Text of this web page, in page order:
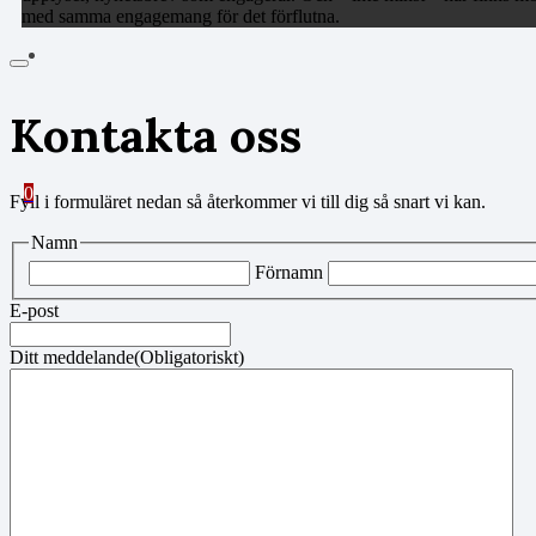
0
med samma engagemang för det förflutna.
Kontakta oss
Fyll i formuläret nedan så återkommer vi till dig så snart vi kan.
Namn
Förnamn
E-post
Ditt meddelande(Obligatoriskt)